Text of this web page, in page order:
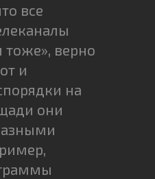
все
тоже», верно
и
на
они